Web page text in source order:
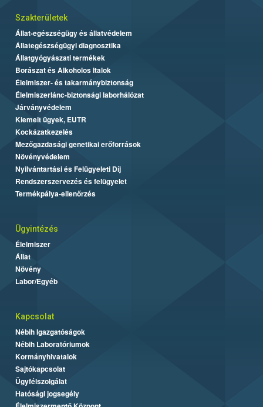
Szakterületek
Állat-egészségügy és állatvédelem
Állategészségügyi diagnosztika
Állatgyógyászati termékek
Borászat és Alkoholos Italok
Élelmiszer- és takarmánybiztonság
Élelmiszerlánc-biztonsági laborhálózat
Járványvédelem
Kiemelt ügyek, EUTR
Kockázatkezelés
Mezőgazdasági genetikai erőforrások
Növényvédelem
Nyilvántartási és Felügyeleti Díj
Rendszerszervezés és felügyelet
Termékpálya-ellenőrzés
Ügyintézés
Élelmiszer
Állat
Növény
Labor/Egyéb
Kapcsolat
Nébih Igazgatóságok
Nébih Laboratóriumok
Kormányhivatalok
Sajtókapcsolat
Ügyfélszolgálat
Hatósági jogsegély